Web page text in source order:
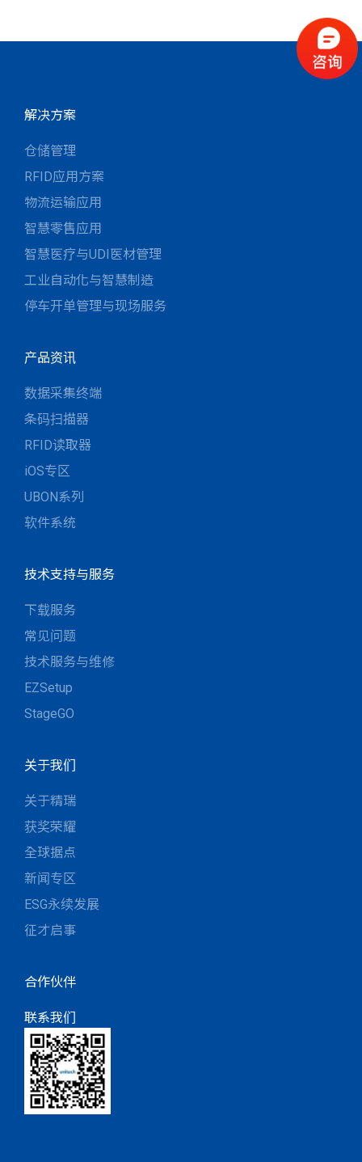
解决方案
仓储管理
RFID应用方案
物流运输应用
智慧零售应用
智慧医疗与UDI医材管理
工业自动化与智慧制造
停车开单管理与现场服务
产品资讯
数据采集终端
条码扫描器
RFID读取器
iOS专区
UBON系列
软件系统
技术支持与服务
下载服务
常见问题
技术服务与维修
EZSetup
StageGO
关于我们
关于精瑞
获奖荣耀
全球据点
新闻专区
ESG永续发展
征才启事
合作伙伴
联系我们